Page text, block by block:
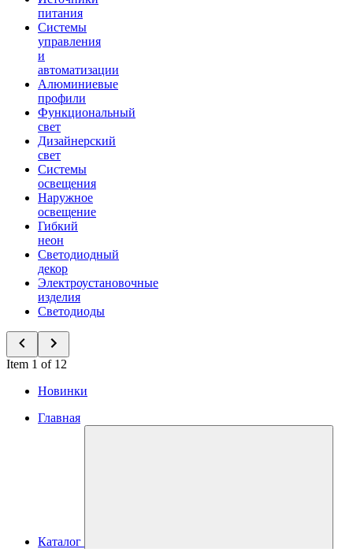
питания
Системы
управления
и
автоматизации
Алюминиевые
профили
Функциональный
свет
Дизайнерский
свет
Системы
освещения
Наружное
освещение
Гибкий
неон
Светодиодный
декор
Электроустановочные
изделия
Светодиоды
Item 1 of 12
Новинки
Главная
Каталог